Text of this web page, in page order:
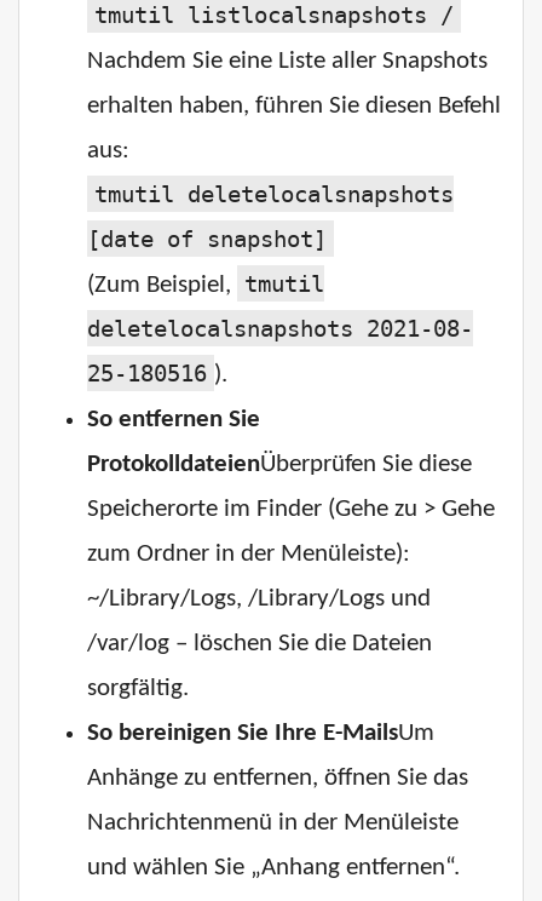
tmutil listlocalsnapshots /
Nachdem Sie eine Liste aller Snapshots
erhalten haben, führen Sie diesen Befehl
aus:
tmutil deletelocalsnapshots
[date of snapshot]
(Zum Beispiel,
tmutil
deletelocalsnapshots 2021-08-
25-180516 ).
So entfernen Sie
ProtokolldateienÜberprüfen Sie diese
Speicherorte im Finder (Gehe zu > Gehe
zum Ordner in der Menüleiste):
~/Library/Logs, /Library/Logs und
/var/log – löschen Sie die Dateien
sorgfältig.
So bereinigen Sie Ihre E-MailsUm
Anhänge zu entfernen, öffnen Sie das
Nachrichtenmenü in der Menüleiste
und wählen Sie „Anhang entfernen“.